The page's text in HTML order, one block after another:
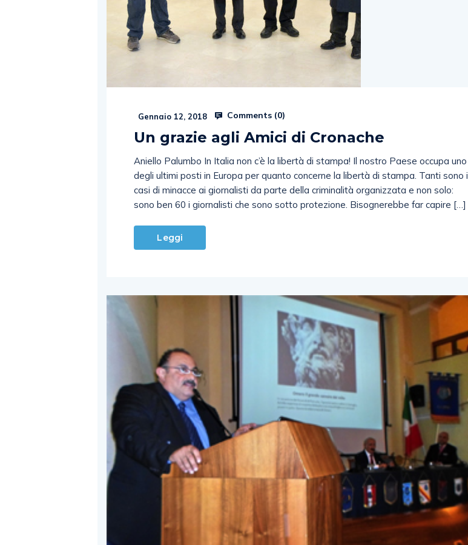
Gennaio 12, 2018 Comments (0)
Un grazie agli Amici di Cronache
Aniello Palumbo In Italia non c’è la libertà di stampa! Il nostro Paese occupa uno
degli ultimi posti in Europa per quanto concerne la libertà di stampa. Tanti sono i
casi di minacce ai giornalisti da parte della criminalità organizzata e non solo:
sono ben 60 i giornalisti che sono sotto protezione. Bisognerebbe far capire […]
Leggi